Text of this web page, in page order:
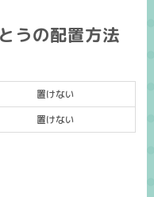
うの配置方法
置けない
置けない